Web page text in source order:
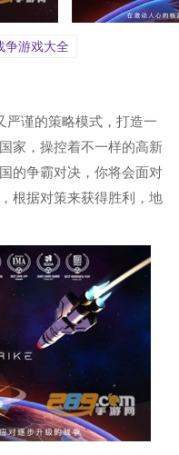
争游戏大全
严谨的策略模式，打造一
家，操控着不一样的高新
的争霸对决，你将会面对
根据对策来获得胜利，地